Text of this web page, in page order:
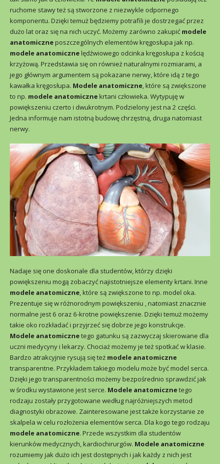
ruchome stawy też są stworzone z niezwykle odpornego
komponentu. Dzięki temuż będziemy potrafili je dostrzegać przez
dużo lat oraz się na nich uczyć. Możemy zarówno zakupić modele
anatomiczneposzczególnych elementów kręgosłupa jak np.
modele anatomicznelędźwiowego odcinka kręgosłupa z kością
krzyżową. Przedstawia się on również naturalnymi rozmiarami, a
jego głównym argumentem są pokazane nerwy, które idą z tego
kawałka kręgosłupa. Modele anatomiczne, które są zwiększone
to np. modele anatomicznekrtani człowieka. Wytypuję w
powiększeniu czerto i dwukrotnym. Podzielony jest na 2 części.
Jedna informuje nam istotną budowę chrzęstną, druga natomiast
nerwy.
Nadaje się one doskonale dla studentów, którzy dzięki
powiększeniu mogą zobaczyć najistotniejsze elementy krtani. Inne
modele anatomiczne, które są zwiększone to np. model oka.
Prezentuje się w różnorodnym powiększeniu , natomiast znacznie
normalne jest 6 oraz 6-krotne powiększenie. Dzięki temuż możemy
takie oko rozkładać i przyjrzeć się dobrze jego konstrukcje.
Modele anatomicznetego gatunku są zazwyczaj skierowane dla
uczni medycyny i lekarzy. Chociaż możemy je też spotkać w klasie.
Bardzo atrakcyjnie rysują się też modele anatomiczne
transparentne. Przykładem takiego modelu może być model serca.
Dzięki jego transparentności możemy bezpośrednio sprawdzić jak
w środku wystawione jest serce. Modele anatomicznetego
rodzaju zostały przygotowane według najróżniejszych metod
diagnostyki obrazowe. Zainteresowane jest także korzystanie ze
skalpela w celu rozłożenia elementów serca. Dla kogo tego rodzaju
modele anatomiczne. Przede wszystkim dla studentów
kierunków medycznych, kardiochirurgów. Modele anatomiczne
rozumiemy jak dużo ich jest dostępnych i jak każdy z nich jest